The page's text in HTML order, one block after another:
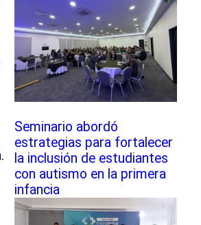
Seminario abordó
estrategias para fortalecer
la inclusión de estudiantes
con autismo en la primera
infancia